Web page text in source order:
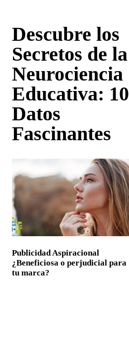
Descubre los
Secretos de la
Neurociencia
Educativa: 10
Datos
Fascinantes
Publicidad Aspiracional
¿Beneficiosa o perjudicial para
tu marca?